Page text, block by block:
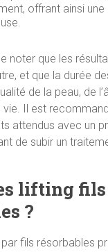
offrant ainsi
noter que les
et que la durée
de la peau, de
vie. Il est
attendus avec un
de subir un
lifting fils
?
par fils résorbables